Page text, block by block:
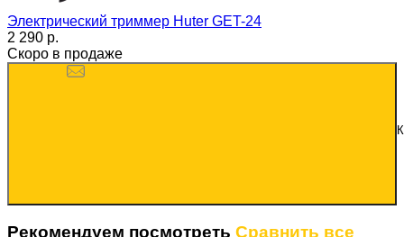
Электрический триммер Huter GET-24
2 290 p.
Скоро в продаже
Рекомендуем посмотреть Сравнить все